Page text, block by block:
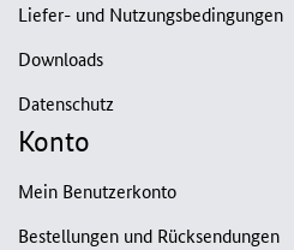
Liefer- und Nutzungsbedingungen
Downloads
Datenschutz
Konto
Mein Benutzerkonto
Bestellungen und Rücksendungen